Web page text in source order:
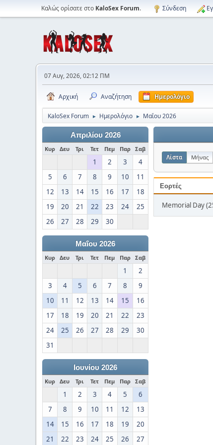
Καλώς ορίσατε στο KaloSex Forum. Σύνδεση
07 Αυγ, 2026, 02:12 ΠΜ
Αρχική Αναζήτηση Ημερολόγιο
KaloSex Forum ► Ημερολόγιο ► Μαΐου 2026
Απριλίου 2026
Κυρ Δευ Τρι Τετ Πεμ Παρ Σαβ
1 2 3
4
5
6 7 8 9 10
11
12
13 14 15 16 17
18
19
20 21 22 23 24
25
26
27 28 29 30
Μαΐου 2026
Κυρ Δευ Τρι Τετ Πεμ Παρ Σαβ
1
2
3
4 5 6 7 8
9
10
11 12 13 14 15
16
17
18 19 20 21 22
23
24
25 26 27 28 29
30
31
Ιουνίου 2026
Κυρ Δευ Τρι Τετ Πεμ Παρ Σαβ
1 2 3 4 5
6
7
8 9 10 11 12
13
14
15 16 17 18 19
20
21
22 23 24 25 26 27
Λίστα Μήνας
Εορτές
Memorial Day